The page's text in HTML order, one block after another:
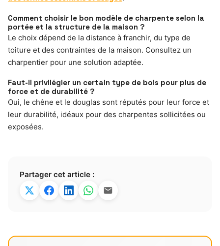
Comment choisir le bon modèle de charpente selon la
portée et la structure de la maison ?
Le choix dépend de la distance à franchir, du type de
toiture et des contraintes de la maison. Consultez un
charpentier pour une solution adaptée.
Faut-il privilégier un certain type de bois pour plus de
force et de durabilité ?
Oui, le chêne et le douglas sont réputés pour leur force et
leur durabilité, idéaux pour des charpentes sollicitées ou
exposées.
Partager cet article :